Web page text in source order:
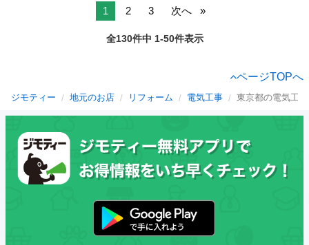
1 2 3 次へ
全130件中 1-50件表示
ページTOPへ
ジモティー 地元のお店 リフォーム 電気工事 東京都の電気工事